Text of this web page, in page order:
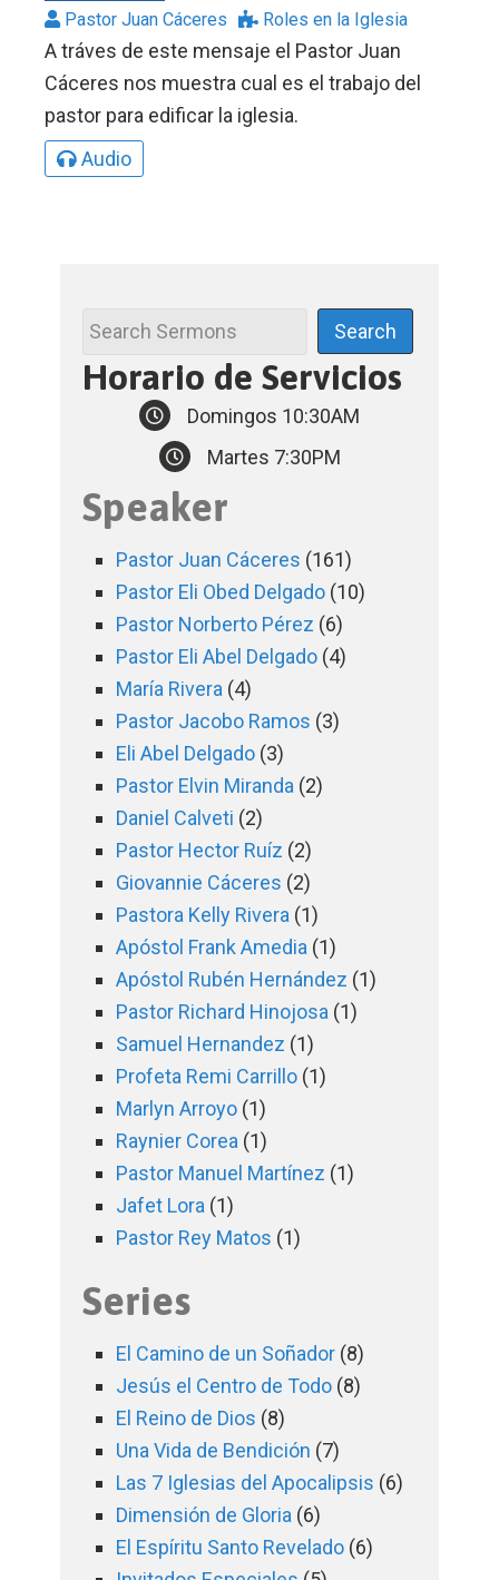
Pastor Juan Cáceres Roles en la Iglesia
A tráves de este mensaje el Pastor Juan
Cáceres nos muestra cual es el trabajo del
pastor para edificar la iglesia.
Audio
Horario de Servicios
Domingos 10:30AM
Martes 7:30PM
Speaker
Pastor Juan Cáceres (161)
Pastor Eli Obed Delgado (10)
Pastor Norberto Pérez (6)
Pastor Eli Abel Delgado (4)
María Rivera (4)
Pastor Jacobo Ramos (3)
Eli Abel Delgado (3)
Pastor Elvin Miranda (2)
Daniel Calveti (2)
Pastor Hector Ruíz (2)
Giovannie Cáceres (2)
Pastora Kelly Rivera (1)
Apóstol Frank Amedia (1)
Apóstol Rubén Hernández (1)
Pastor Richard Hinojosa (1)
Samuel Hernandez (1)
Profeta Remi Carrillo (1)
Marlyn Arroyo (1)
Raynier Corea (1)
Pastor Manuel Martínez (1)
Jafet Lora (1)
Pastor Rey Matos (1)
Series
El Camino de un Soñador (8)
Jesús el Centro de Todo (8)
El Reino de Dios (8)
Una Vida de Bendición (7)
Las 7 Iglesias del Apocalipsis (6)
Dimensión de Gloria (6)
El Espíritu Santo Revelado (6)